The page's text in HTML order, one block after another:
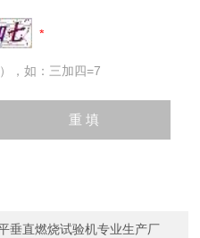
，如：三加四=7
垂直燃烧试验机专业生产厂